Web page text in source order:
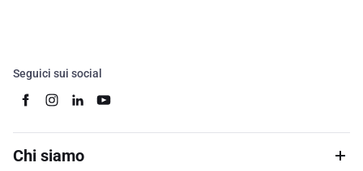
Seguici sui social
Chi siamo